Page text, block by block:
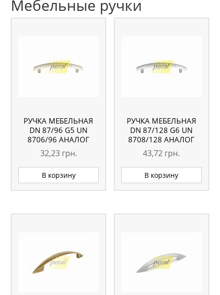
Мебельные ручки
РУЧКА МЕБЕЛЬНАЯ
DN 87/96 G5 UN
8706/96 АНАЛОГ
32,23 грн.
В корзину
РУЧКА МЕБЕЛЬНАЯ
DN 87/128 G6 UN
8708/128 АНАЛОГ
43,72 грн.
В корзину